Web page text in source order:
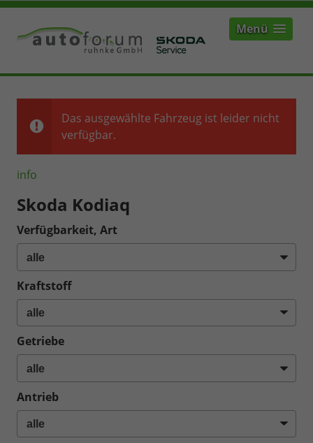
Menü
Das ausgewählte Fahrzeug ist leider nicht
verfügbar.
info
Skoda Kodiaq
Verfügbarkeit, Art
Kraftstoff
Getriebe
Antrieb